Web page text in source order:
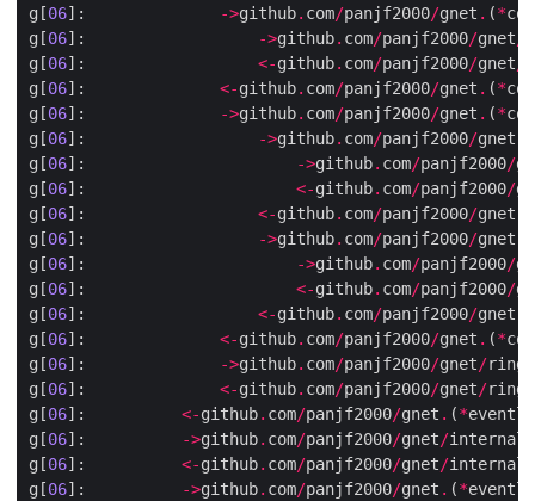
g[06]: ->github. com/panjf2000/gnet . (*
g[06]: ->github. com/panjf2000/gnet/
g[06]: <-github. com/panjf2000/gnet/
g[06]: <-github. com/panjf2000/gnet . (*
g[06]: ->github. com/panjf2000/gnet . (*
g[06]: ->github. com/panjf2000/gnet
g[06]: ->github. com/panjf2000/
g[06]: <-github. com/panjf2000/
g[06]: <-github. com/panjf2000/gnet
g[06]: ->github. com/panjf2000/gnet
g[06]: ->github. com/panjf2000/
g[06]: <-github. com/panjf2000/
g[06]: <-github. com/panjf2000/gnet
g[06]: <-github. com/panjf2000/gnet . (*
g[06]: ->github. com/panjf2000/gnet/
g[06]: <-github. com/panjf2000/gnet/
g[06]: <-github. com/panjf2000/gnet . (*
g[06]: ->github. com/panjf2000/gnet/internal
g[06]: <-github. com/panjf2000/gnet/internal
g[06]: ->github. com/panjf2000/gnet . (*